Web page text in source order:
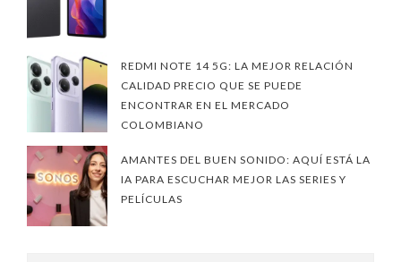
REDMI NOTE 14 5G: LA MEJOR RELACIÓN
CALIDAD PRECIO QUE SE PUEDE
ENCONTRAR EN EL MERCADO
COLOMBIANO
AMANTES DEL BUEN SONIDO: AQUÍ ESTÁ LA
IA PARA ESCUCHAR MEJOR LAS SERIES Y
PELÍCULAS